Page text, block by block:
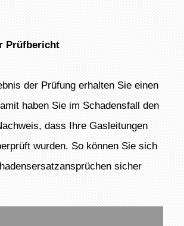
Prüfbericht
der Prüfung erhalten Sie einen
haben Sie im Schadensfall den
dass Ihre Gasleitungen
wurden. So können Sie sich
sicher